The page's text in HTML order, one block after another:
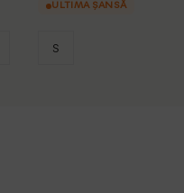
ULTIMA ȘANSĂ
S